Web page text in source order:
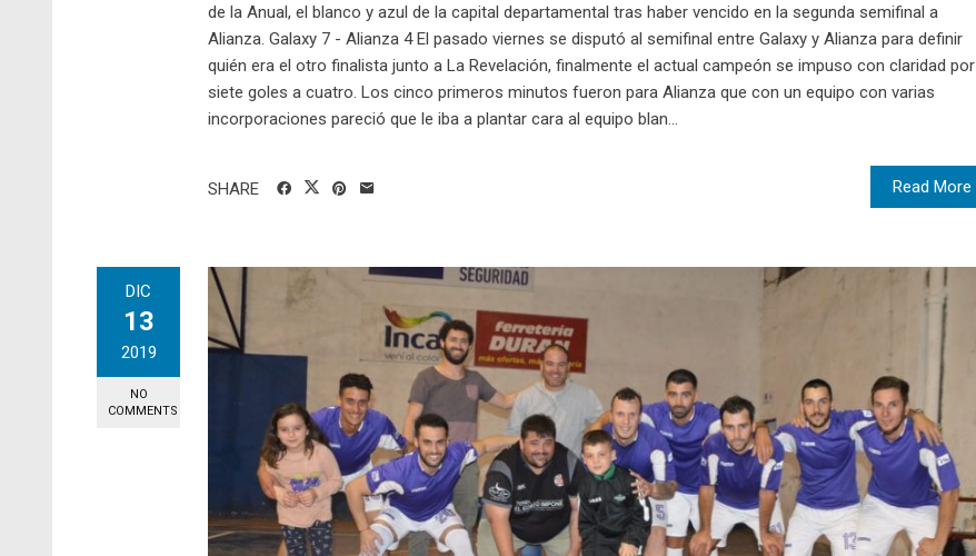
de la Anual, el blanco y azul de la capital departamental tras haber vencido en la segunda semifinal a
Alianza. Galaxy 7 - Alianza 4 El pasado viernes se disputó al semifinal entre Galaxy y Alianza para definir
quién era el otro finalista junto a La Revelación, finalmente el actual campeón se impuso con claridad por
siete goles a cuatro. Los cinco primeros minutos fueron para Alianza que con un equipo con varias
incorporaciones pareció que le iba a plantar cara al equipo blan...
Read More
SHARE
DIC
13
2019
NO
COMMENTS